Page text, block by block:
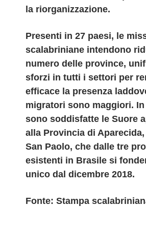
la riorganizzazione.
Presenti in 27 paesi, le
scalabriniane intendono
numero delle province,
sforzi in tutti i settori per
efficace la presenza
migratori sono maggiori.​
sono soddisfatte le Suore
alla Provincia di
San Paolo, che dalle tre
esistenti in Brasile si
unico dal dicembre 2018.
Fonte: Stampa